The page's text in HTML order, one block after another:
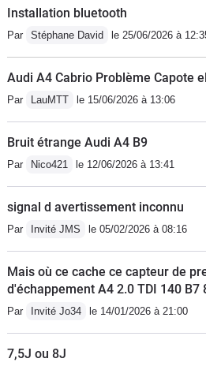
Installation bluetooth
Par Stéphane David le 25/06/2026 à
Audi A4 Cabrio Problème Capote
Par LauMTT le 15/06/2026 à 13:06
Bruit étrange Audi A4 B9
Par Nico421 le 12/06/2026 à 13:41
signal d avertissement inconnu
Par Invité JMS le 05/02/2026 à 08:16
Mais où ce cache ce capteur de
d'échappement A4 2.0 TDI 140 B7
Par Invité Jo34 le 14/01/2026 à 21:00
7,5J ou 8J